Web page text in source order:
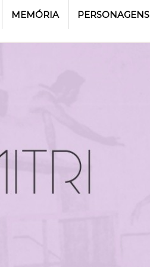
MEMÓRIA PERSONAGENS